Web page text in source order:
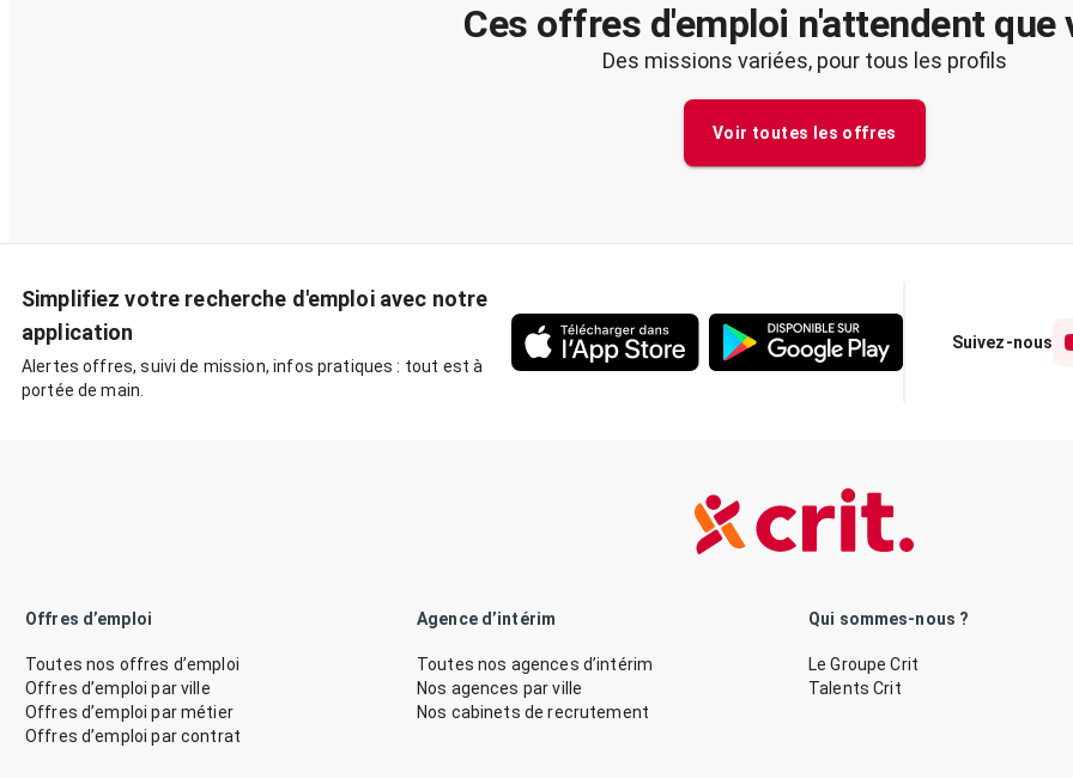
Ces offres d'emploi n'attendent que
Des missions variées, pour tous les profils
Voir toutes les offres
Simplifiez votre recherche d'emploi avec notre
application
Alertes offres, suivi de mission, infos pratiques : tout est à
portée de main.
Suivez-nous
Offres d’emploi
Toutes nos offres d’emploi
Offres d’emploi par ville
Offres d’emploi par métier
Offres d’emploi par contrat
Agence d’intérim
Toutes nos agences d’intérim
Nos agences par ville
Nos cabinets de recrutement
Qui sommes-nous ?
Le Groupe Crit
Talents Crit